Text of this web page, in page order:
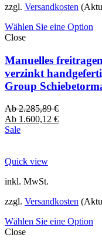
zzgl. Versandkosten
Wählen Sie eine Option
Close
Manuelles
verzinkt
Group
Ab2.285,89€
Ab 1.600,12 €
Sale
Quick view
inkl. MwSt.
zzgl. Versandkosten
Wählen Sie eine Option
Close